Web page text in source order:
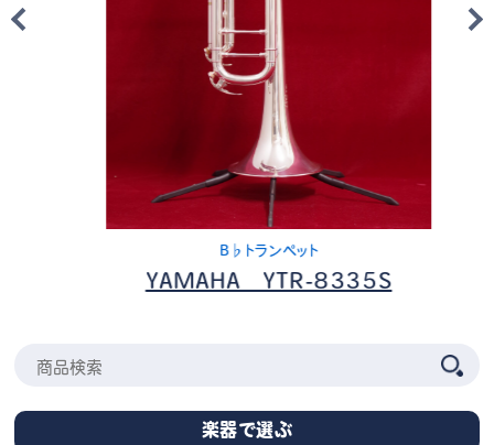
楽器で選ぶ
B♭トランペット
YAMAHA YTR-8335S